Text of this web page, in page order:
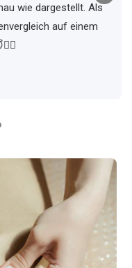
wie dargestellt. Als
auf einem